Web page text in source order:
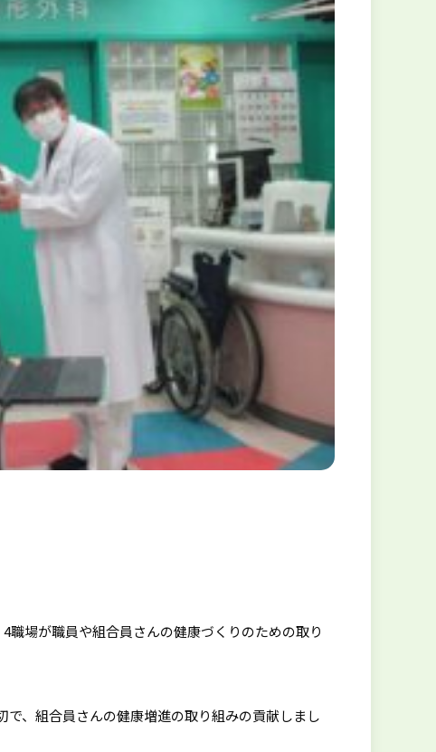
場が職員や組合員さんの健康づくりのための取り
、組合員さんの健康増進の取り組みの貢献しまし